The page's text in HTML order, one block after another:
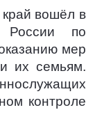
вошёл в
России по
мер
их семьям.
контроле